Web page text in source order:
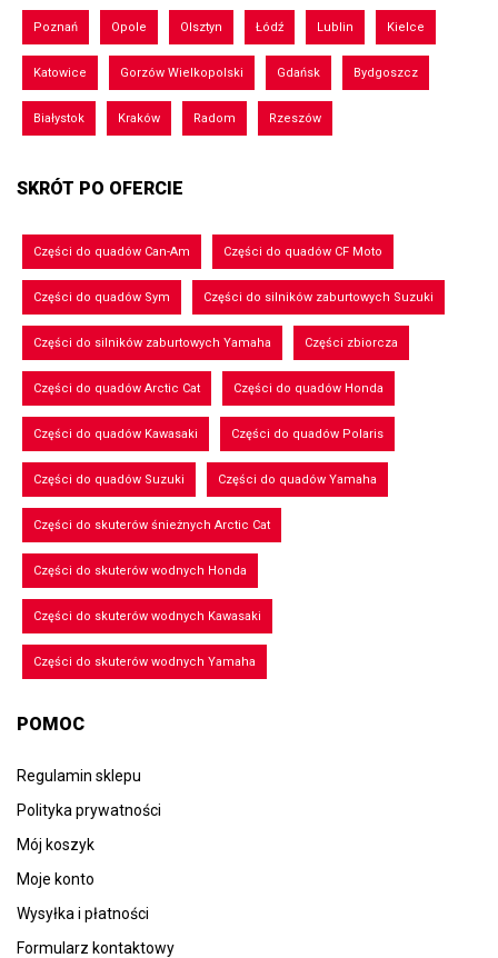
Poznań Opole Olsztyn Łódź Lublin Kielce
Katowice Gorzów Wielkopolski Gdańsk Bydgoszcz
Białystok Kraków Radom Rzeszów
SKRÓT PO OFERCIE
Części do quadów Can-Am Części do quadów CF Moto
Części do quadów Sym Części do silników zaburtowych Suzuki
Części do silników zaburtowych Yamaha Części zbiorcza
Części do quadów Arctic Cat Części do quadów Honda
Części do quadów Kawasaki Części do quadów Polaris
Części do quadów Suzuki Części do quadów Yamaha
Części do skuterów śnieżnych Arctic Cat
Części do skuterów wodnych Honda
Części do skuterów wodnych Kawasaki
Części do skuterów wodnych Yamaha
POMOC
Regulamin sklepu
Polityka prywatności
Mój koszyk
Moje konto
Wysyłka i płatności
Formularz kontaktowy